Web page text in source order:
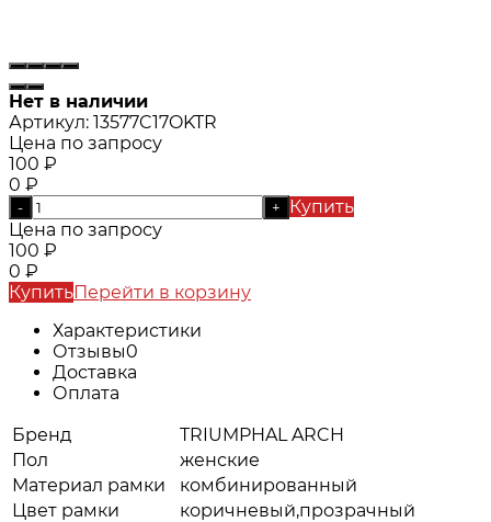
Нет в наличии
Артикул: 13577C17OKTR
Цена по запросу
100 ₽
0 ₽
- +
Купить
Цена по запросу
100 ₽
0 ₽
КупитьПерейти в корзину
Характеристики
Отзывы0
Доставка
Оплата
Бренд
TRIUMPHAL ARCH
Пол
женские
Материал рамки
комбинированный
Цвет рамки
коричневый,прозрачный